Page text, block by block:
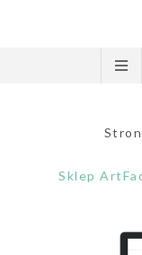
Sklep